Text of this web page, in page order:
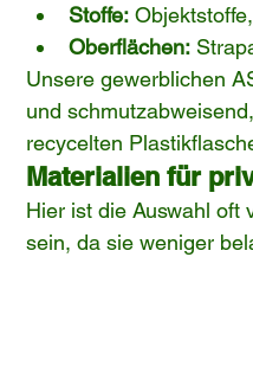
Stoffe:
Oberflächen:
Unsere gewerblichen
und
recycelten
Materialien für
Hier ist die Auswahl oft
sein, da sie weniger